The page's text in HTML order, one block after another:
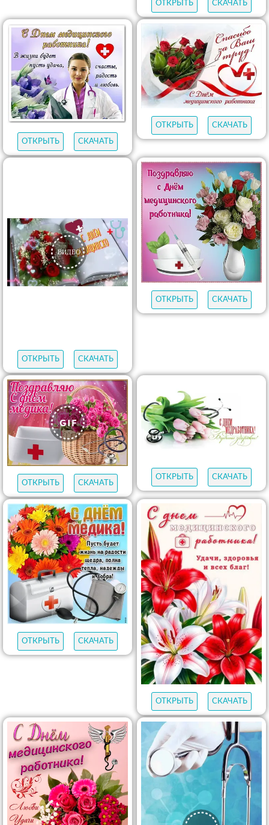
ОТКРЫТЬ СКАЧАТЬ
ОТКРЫТЬ СКАЧАТЬ
ОТКРЫТЬ СКАЧАТЬ
ОТКРЫТЬ СКАЧАТЬ
ОТКРЫТЬ СКАЧАТЬ
ОТКРЫТЬ СКАЧАТЬ
ОТКРЫТЬ СКАЧАТЬ
ОТКРЫТЬ СКАЧАТЬ
ОТКРЫТЬ СКАЧАТЬ